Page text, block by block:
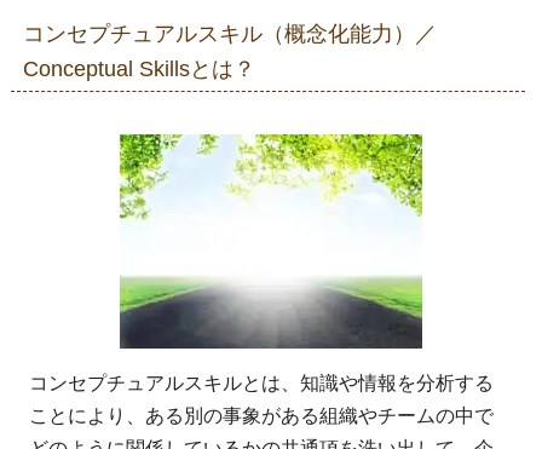
コンセプチュアルスキル（概念化能力）／
Conceptual Skillsとは？
コンセプチュアルスキルとは、知識や情報を分析する
ことにより、ある別の事象がある組織やチームの中で